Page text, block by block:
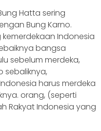
Hatta sering
Bung Karno.
Indonesia
bangsa
sebelum merdeka,
sebaliknya,
harus merdeka
orang, (seperti
Rakyat Indonesia yang